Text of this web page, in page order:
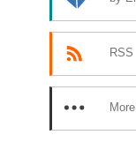
RSS